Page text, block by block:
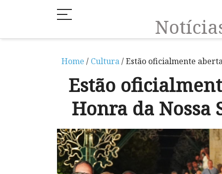
Home / Cultura/ Estão oficialmente
Estão
Honra da Nossa